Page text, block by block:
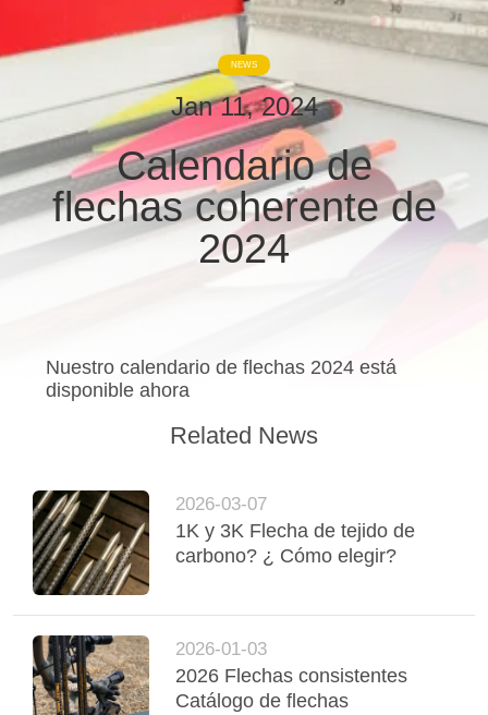
FÁBRICA
CONTROL
DE
CALIDAD
CON
UNA
CITA
MAPA
DEL
SITIO
NEWS
Jan 11, 2024
Calendario de
flechas coherente de
2024
Nuestro calendario de flechas 2024 está
disponible ahora
Related News
2026-03-07
1K y 3K Flecha de tejido de
carbono? ¿ Cómo elegir?
2026-01-03
2026 Flechas consistentes
Catálogo de flechas